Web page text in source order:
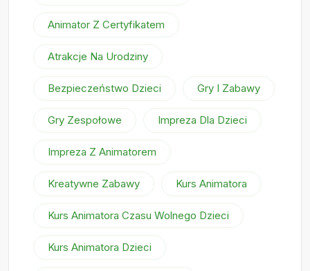
Animator Z Certyfikatem
Atrakcje Na Urodziny
Bezpieczeństwo Dzieci Gry I Zabawy
Gry Zespołowe Impreza Dla Dzieci
Impreza Z Animatorem
Kreatywne Zabawy Kurs Animatora
Kurs Animatora Czasu Wolnego Dzieci
Kurs Animatora Dzieci